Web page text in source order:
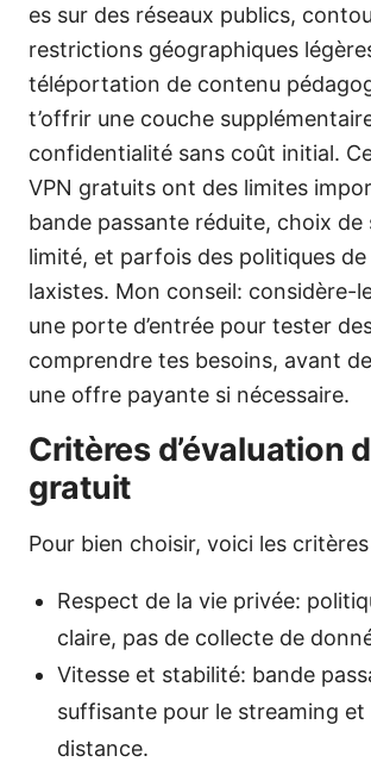
es sur des réseaux publics,
restrictions géographiques
téléportation de contenu
t’offrir une couche
confidentialité sans coût initial.
VPN gratuits ont des limites
bande passante réduite, choix de
limité, et parfois des politiques de
laxistes. Mon conseil: considère-
une porte d’entrée pour tester
comprendre tes besoins, avant
une offre payante si nécessaire.
Critères d’évaluation
gratuit
Pour bien choisir, voici les
Respect de la vie privée:
claire, pas de collecte de
Vitesse et stabilité: bande
suffisante pour le streaming et
distance.